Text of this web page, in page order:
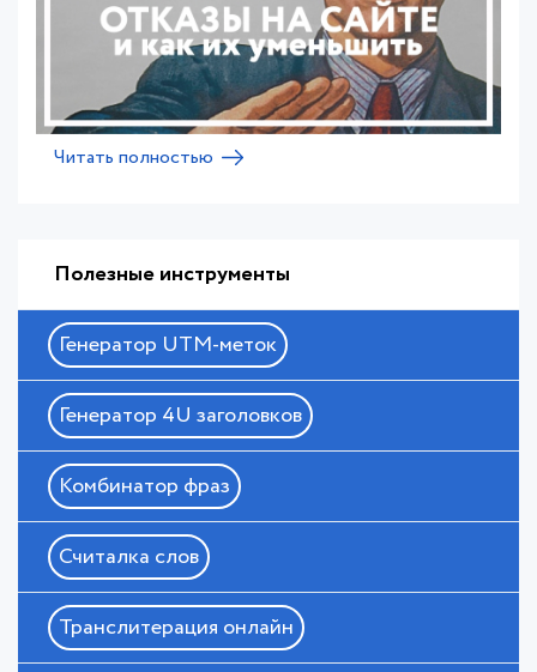
Читать полностью
Полезные инструменты
Генератор UTM-меток
Генератор 4U заголовков
Комбинатор фраз
Считалка слов
Транслитерация онлайн